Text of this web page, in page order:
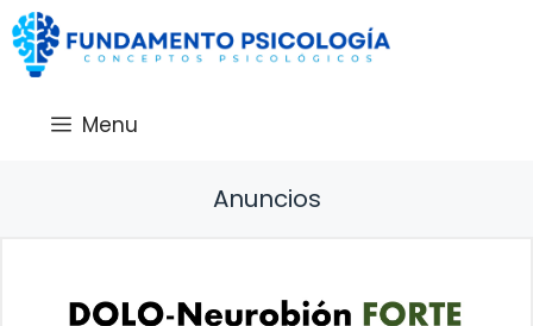
Saltar
al
contenido
Menu
Anuncios